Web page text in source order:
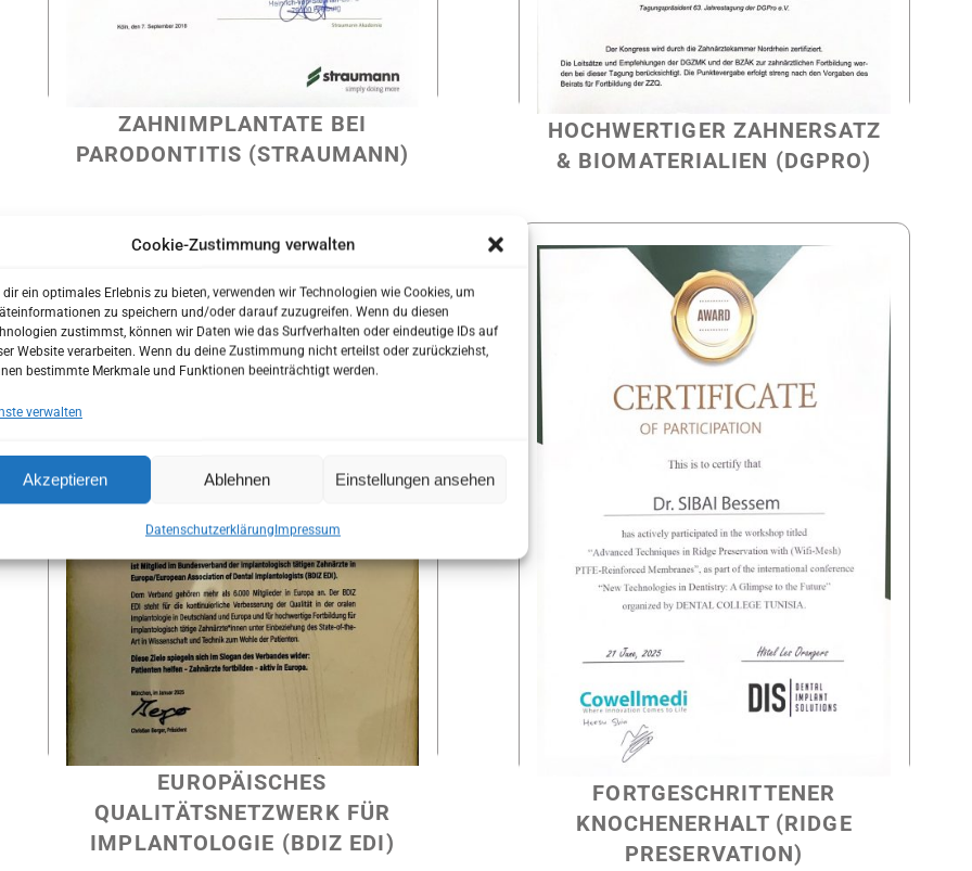
Cookie-Zustimmung verwalten
dir ein optimales Erlebnis zu bieten, verwenden wir Technologien wie Cookies, um
zu speichern und/oder darauf zuzugreifen. Wenn du diesen
zustimmst, können wir Daten wie das Surfverhalten oder eindeutige IDs auf
Website verarbeiten. Wenn du deine Zustimmung nicht erteilst oder zurückziehst,
bestimmte Merkmale und Funktionen beeinträchtigt werden.
verwalten
Akzeptieren Ablehnen Einstellungen ansehen
DatenschutzerklärungImpressum
ZAHNIMPLANTATE BEI
PARODONTITIS (STRAUMANN)
HOCHWERTIGER ZAHNERSATZ
& BIOMATERIALIEN (DGPRO)
EUROPÄISCHES
QUALITÄTSNETZWERK FÜR
IMPLANTOLOGIE (BDIZ EDI)
FORTGESCHRITTENER
KNOCHENERHALT (RIDGE
PRESERVATION)
Praxis?
kennenzulernen bevor Sie zu uns in die Praxis kommen.
Anamnesebogen zu Hause in Ruhe auszufüllen.
ersten Besuch auf Ihre individuellen Wünsche und Bedürfnisse eingehen.
ONLINE TERMIN